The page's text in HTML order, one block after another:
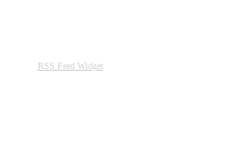
RSS Feed Widget